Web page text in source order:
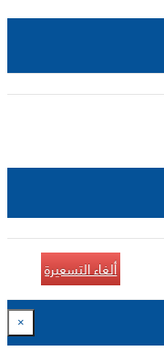
ألغاء التسعيرة
×